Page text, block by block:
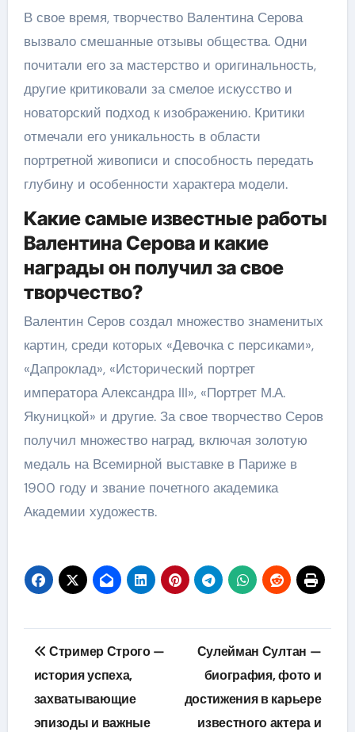
В свое время, творчество Валентина Серова
вызвало смешанные отзывы общества. Одни
почитали его за мастерство и оригинальность,
другие критиковали за смелое искусство и
новаторский подход к изображению. Критики
отмечали его уникальность в области
портретной живописи и способность передать
глубину и особенности характера модели.
Какие самые известные работы
Валентина Серова и какие
награды он получил за свое
творчество?
Валентин Серов создал множество знаменитых
картин, среди которых «Девочка с персиками»,
«Дапроклад», «Исторический портрет
императора Александра III», «Портрет М.А.
Якуницкой» и другие. За свое творчество Серов
получил множество наград, включая золотую
медаль на Всемирной выставке в Париже в
1900 году и звание почетного академика
Академии художеств.
Навигация
по
записям
Стример Строго —
история успеха,
захватывающие
эпизоды и важные
Сулейман Султан —
биография, фото и
достижения в карьере
известного актера и